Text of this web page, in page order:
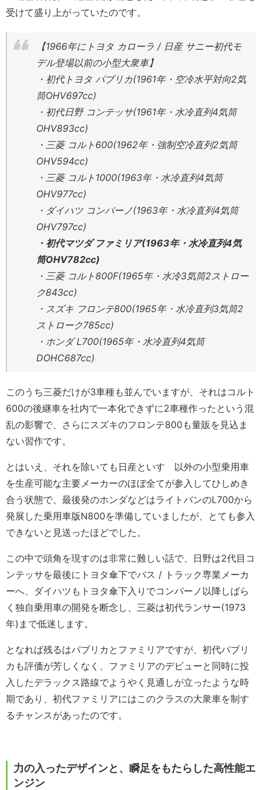
受けて盛り上がっていたのです。
【1966年にトヨタ カローラ / 日産 サニー初代モ
デル登場以前の小型大衆車】
・初代トヨタ パブリカ(1961年・空冷水平対向2気
筒OHV697cc)
・初代日野 コンテッサ(1961年・水冷直列4気筒
OHV893cc)
・三菱 コルト600(1962年・強制空冷直列2気筒
OHV594cc)
・三菱 コルト1000(1963年・水冷直列4気筒
OHV977cc)
・ダイハツ コンパーノ(1963年・水冷直列4気筒
OHV797cc)
・初代マツダ ファミリア(1963年・水冷直列4気
筒OHV782cc)
・三菱 コルト800F(1965年・水冷3気筒2ストロー
ク843cc)
・スズキ フロンテ800(1965年・水冷直列3気筒2
ストローク785cc)
・ホンダ L700(1965年・水冷直列4気筒
DOHC687cc)
このうち三菱だけが3車種も並んでいますが、それはコルト
600の後継車を社内で一本化できずに2車種作ったという混
乱の影響で、さらにスズキのフロンテ800も量販を見込ま
ない習作です。
とはいえ、それを除いても日産といすゞ以外の小型乗用車
を生産可能な主要メーカーのほぼ全てが参入してひしめき
合う状態で、最後発のホンダなどはライトバンのL700から
発展した乗用車版N800を準備していましたが、とても参入
できないと見送ったほどでした。
この中で頭角を現すのは非常に難しい話で、日野は2代目コ
ンテッサを最後にトヨタ傘下でバス / トラック専業メーカ
ーへ、ダイハツもトヨタ傘下入りでコンパーノ以降しばら
く独自乗用車の開発を断念し、三菱は初代ランサー(1973
年)まで低迷します。
となれば残るはパブリカとファミリアですが、初代パブリ
カも評価が芳しくなく、ファミリアのデビューと同時に投
入したデラックス路線でようやく見通しが立ったような時
期であり、初代ファミリアにはこのクラスの大衆車を制す
るチャンスがあったのです。
力の入ったデザインと、瞬足をもたらした高性能エ
ンジン